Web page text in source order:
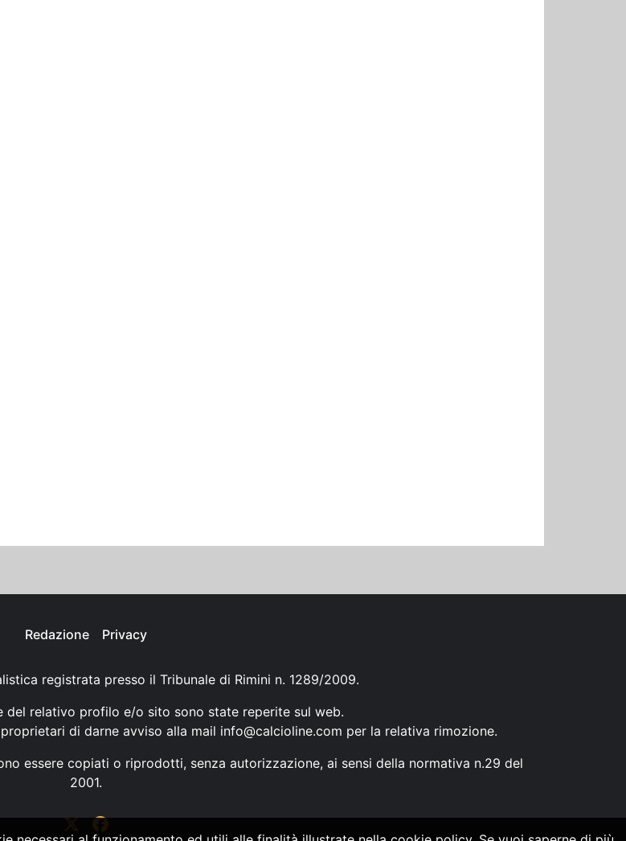
Redazione Privacy
registrata presso il Tribunale di Rimini n. 1289/2009.
del relativo profilo e/o sito sono state reperite sul web.
di darne avviso alla mail info@calcioline.com per la relativa rimozione.
essere copiati o riprodotti, senza autorizzazione, ai sensi della normativa n.29 del
2001.